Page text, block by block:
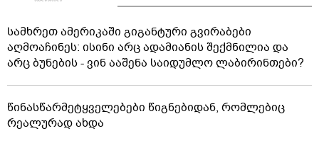
სამხრეთ ამერიკაში გიგანტური გვირაბები
აღმოაჩინეს: ისინი არც ადამიანის შექმნილია და
არც ბუნების - ვინ ააშენა საიდუმლო ლაბირინთები?
წინასწარმეტყველებები წიგნებიდან, რომლებიც
რეალურად ახდა